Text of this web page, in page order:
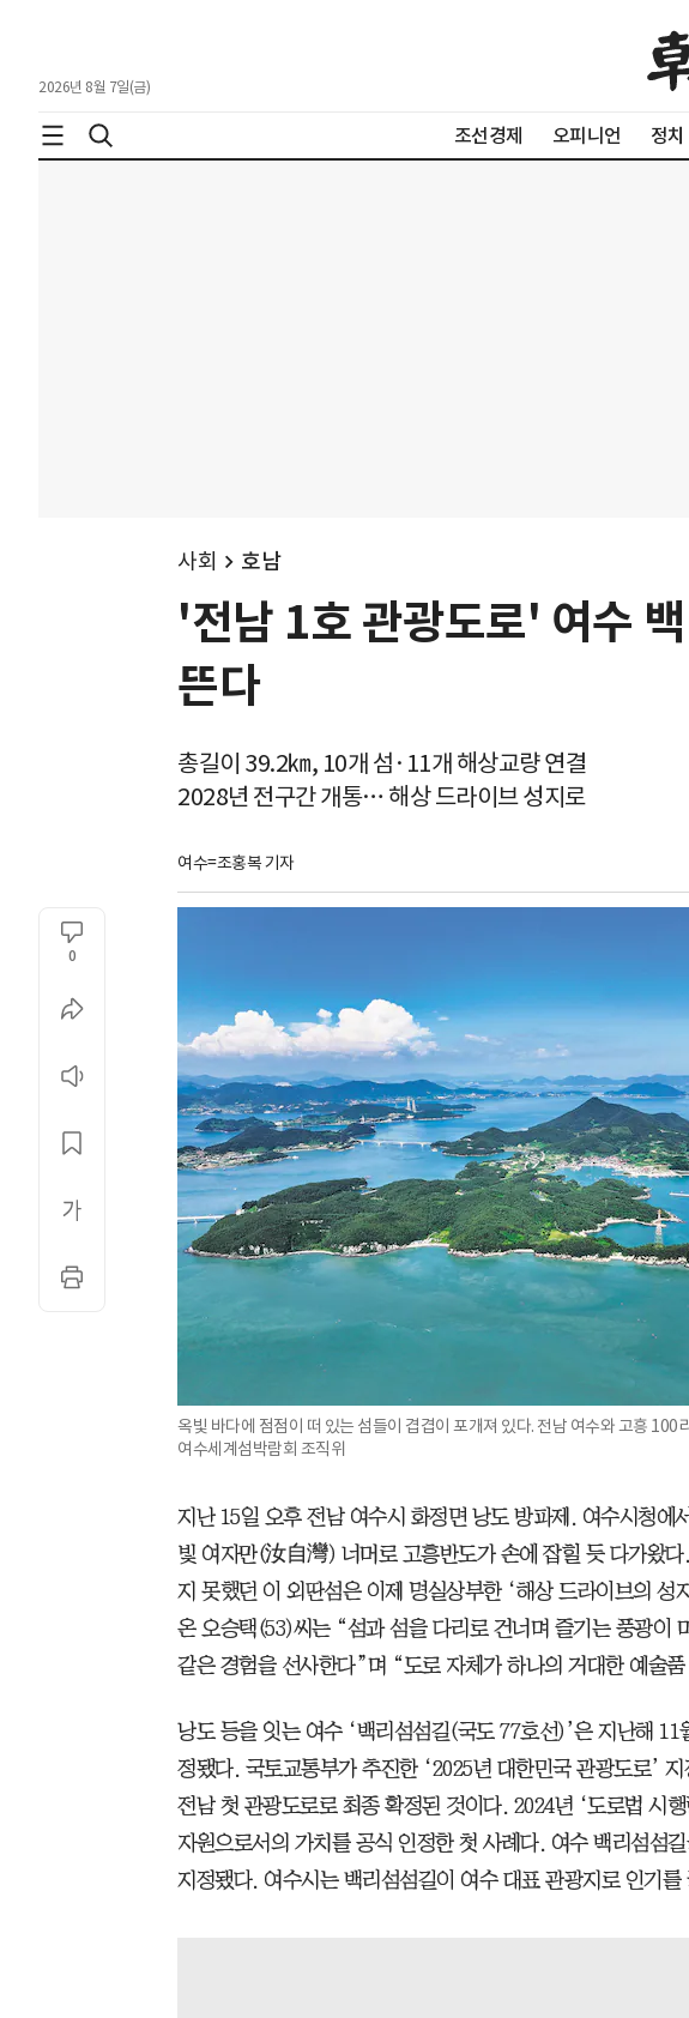
2026년 8월 7일(금)
조선경제 오피니언 정치
사회 호남
'전남 1호 관광도로' 여수
뜬다
총길이 39.2㎞, 10개 섬·11개 해상교량 연결
2028년 전구간 개통… 해상 드라이브 성지로
여수=조홍복 기자
0
옥빛 바다에 점점이 떠 있는 섬들이 겹겹이 포개져 있다. 전남 여수와 고흥
여수세계섬박람회 조직위
지난 15일 오후 전남 여수시 화정면 낭도 방파제. 여수시청에
빛 여자만(汝自灣) 너머로 고흥반도가 손에 잡힐 듯 다가왔다
지 못했던 이 외딴섬은 이제 명실상부한 ‘해상 드라이브의 성
온 오승택(53)씨는 “섬과 섬을 다리로 건너며 즐기는 풍광이
같은 경험을 선사한다”며 “도로 자체가 하나의 거대한 예술
낭도 등을 잇는 여수 ‘백리섬섬길(국도 77호선)’은 지난해 11
정됐다. 국토교통부가 추진한 ‘2025년 대한민국 관광도로’
전남 첫 관광도로로 최종 확정된 것이다. 2024년 ‘도로법 시
자원으로서의 가치를 공식 인정한 첫 사례다. 여수 백리섬섬
지정됐다. 여수시는 백리섬섬길이 여수 대표 관광지로 인기를